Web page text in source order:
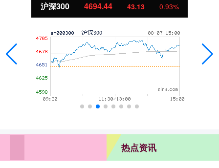
北证50 1134.24 11.37 1.01%
热点资讯